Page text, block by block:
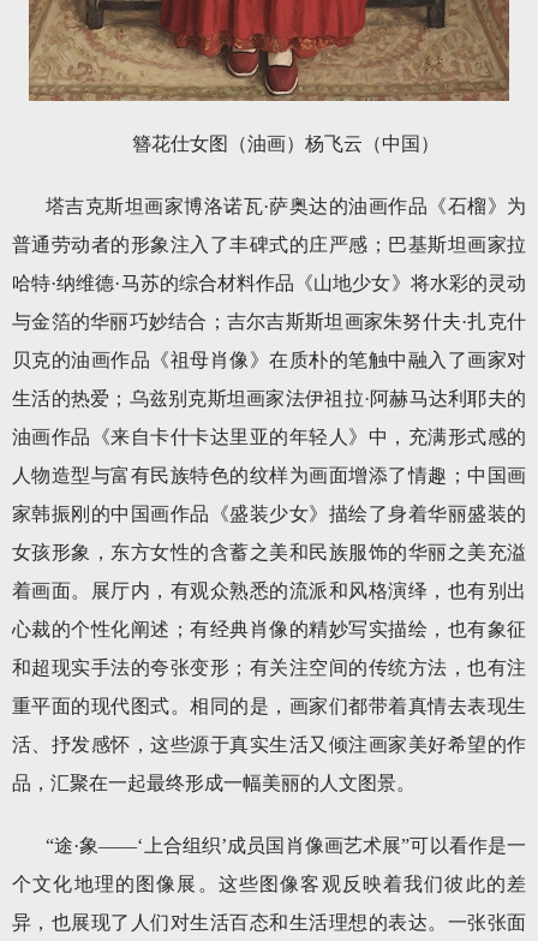
簪花仕女图（油画）杨飞云（中国）
塔吉克斯坦画家博洛诺瓦·萨奥达的油画作品《石榴》为
普通劳动者的形象注入了丰碑式的庄严感；巴基斯坦画家拉
哈特·纳维德·马苏的综合材料作品《山地少女》将水彩的灵动
与金箔的华丽巧妙结合；吉尔吉斯斯坦画家朱努什夫·扎克什
贝克的油画作品《祖母肖像》在质朴的笔触中融入了画家对
生活的热爱；乌兹别克斯坦画家法伊祖拉·阿赫马达利耶夫的
油画作品《来自卡什卡达里亚的年轻人》中，充满形式感的
人物造型与富有民族特色的纹样为画面增添了情趣；中国画
家韩振刚的中国画作品《盛装少女》描绘了身着华丽盛装的
女孩形象，东方女性的含蓄之美和民族服饰的华丽之美充溢
着画面。展厅内，有观众熟悉的流派和风格演绎，也有别出
心裁的个性化阐述；有经典肖像的精妙写实描绘，也有象征
和超现实手法的夸张变形；有关注空间的传统方法，也有注
重平面的现代图式。相同的是，画家们都带着真情去表现生
活、抒发感怀，这些源于真实生活又倾注画家美好希望的作
品，汇聚在一起最终形成一幅美丽的人文图景。
“途·象——‘上合组织’成员国肖像画艺术展”可以看作是一
个文化地理的图像展。这些图像客观反映着我们彼此的差
异，也展现了人们对生活百态和生活理想的表达。一张张面